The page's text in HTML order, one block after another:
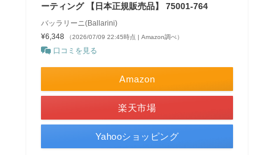
ーティング 【日本正規販売品】 75001-764
バッラリーニ(Ballarini)
¥6,348
（2026/07/09 22:45時点 | Amazon調べ）
口コミを見る
Amazon
楽天市場
Yahooショッピング